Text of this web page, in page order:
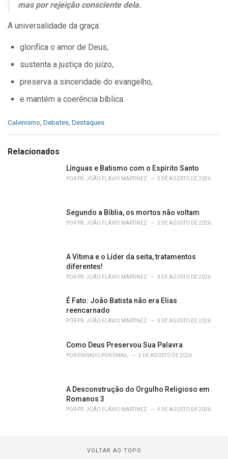
mas por rejeição consciente dela.
A universalidade da graça:
glorifica o amor de Deus,
sustenta a justiça do juízo,
preserva a sinceridade do evangelho,
e mantém a coerência bíblica.
C
e
Calvinismo Debates Destaques
Relacionados
Línguas e Batismo com o Espírito Santo
POR PR. JOÃO FLÁVIO MARTINEZ 5 DE AGOSTO DE 2026
Segundo a Bíblia, os mortos não voltam
POR PR. JOÃO FLÁVIO MARTINEZ 5 DE AGOSTO DE 2026
A Vítima e o Líder da seita, tratamentos
diferentes!
POR PR. JOÃO FLÁVIO MARTINEZ 3 DE AGOSTO DE 2026
É Fato: João Batista não era Elias
reencarnado
POR PR. JOÃO FLÁVIO MARTINEZ 3 DE AGOSTO DE 2026
Como Deus Preservou Sua Palavra
POR ENVIADO POR EMAIL 2 DE AGOSTO DE 2026
A Desconstrução do Orgulho Religioso em
Romanos 3
POR PR. JOÃO FLÁVIO MARTINEZ 4 DE AGOSTO DE 2026
VOLTAR AO TOPO